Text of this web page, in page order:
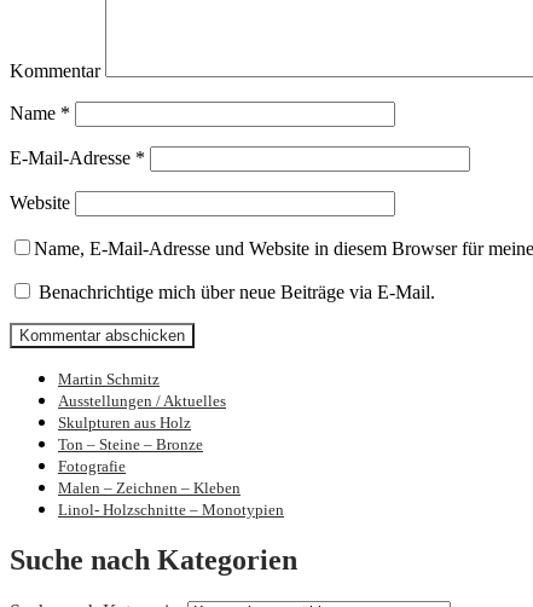
Kommentar
Name *
E-Mail-Adresse *
Website
Name, E-Mail-Adresse und Website in diesem Browser für
Benachrichtige mich über neue Beiträge via E-Mail.
Bilder und Skulpturen von Martin Schmitz
Martin Schmitz
Ausstellungen / Aktuelles
Skulpturen aus Holz
Ton – Steine – Bronze
Fotografie
Malen – Zeichnen – Kleben
Linol- Holzschnitte – Monotypien
Suche nach Kategorien